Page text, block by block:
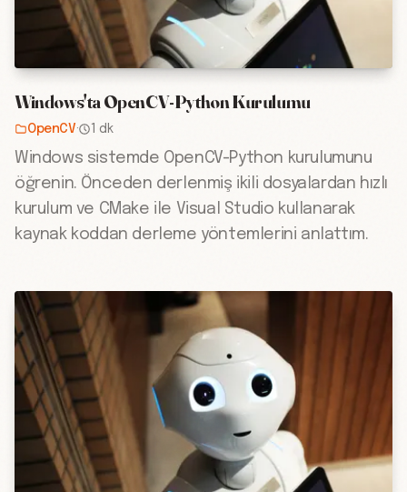
Windows'ta OpenCV-Python Kurulumu
OpenCV· 1 dk
Windows sistemde OpenCV-Python kurulumunu
öğrenin. Önceden derlenmiş ikili dosyalardan hızlı
kurulum ve CMake ile Visual Studio kullanarak
kaynak koddan derleme yöntemlerini anlattım.